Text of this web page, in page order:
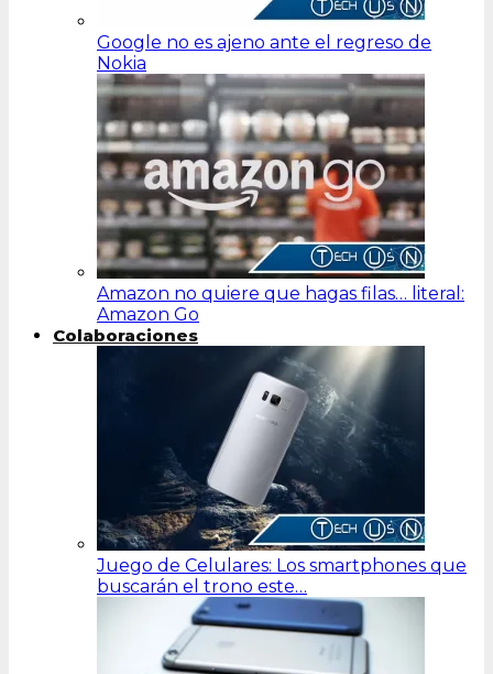
Google no es ajeno ante el regreso de
Nokia
Amazon no quiere que hagas filas… literal:
Amazon Go
Colaboraciones
Juego de Celulares: Los smartphones que
buscarán el trono este…